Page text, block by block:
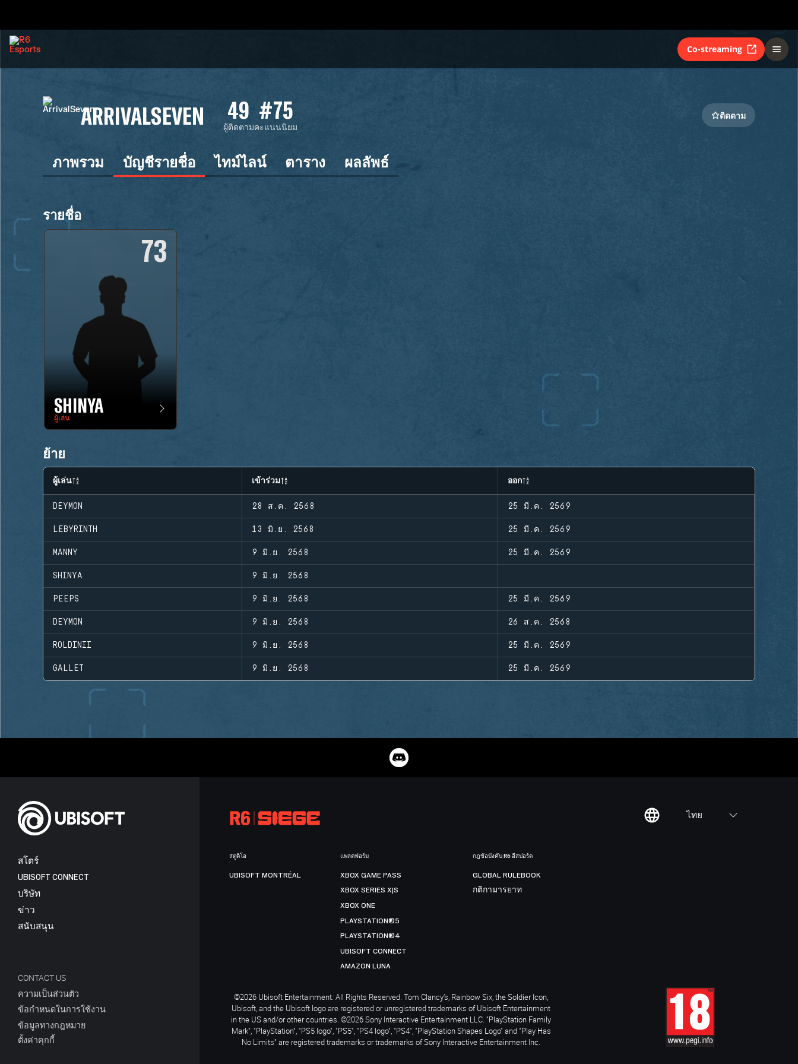
Co-streaming
ARRIVALSEVEN 49
ผู้ติดตาม
#75
คะแนนนิยม
ติดตาม
ภาพรวม บัญชีรายชื่อ ไทม์ไลน์ ตาราง ผลลัพธ์
รายชื่อ
73
SHINYA
ผู้เล่น
ย้าย
ผู้เล่น เข้าร่วม ออก
DEYMON 28 ส.ค. 2568 25 มี.ค. 2569
LEBYRINTH 13 มิ.ย. 2568 25 มี.ค. 2569
MANNY 9 มิ.ย. 2568 25 มี.ค. 2569
SHINYA 9 มิ.ย. 2568
PEEPS 9 มิ.ย. 2568 25 มี.ค. 2569
DEYMON 9 มิ.ย. 2568 26 ส.ค. 2568
ROLDINII 9 มิ.ย. 2568 25 มี.ค. 2569
GALLET 9 มิ.ย. 2568 25 มี.ค. 2569
ไทย
สโตร์
UBISOFT CONNECT
บริษัท
ข่าว
สนับสนุน
CONTACT US
ความเป็นส่วนตัว
ข้อกำหนดในการใช้งาน
ข้อมูลทางกฎหมาย
ตั้งค่าคุกกี้
สตูดิโอ
UBISOFT MONTRÉAL
แพลตฟอร์ม
XBOX GAME PASS
XBOX SERIES X|S
XBOX ONE
PLAYSTATION®5
PLAYSTATION®4
UBISOFT CONNECT
AMAZON LUNA
กฎข้อบังคับ R6 อีสปอร์ต
GLOBAL RULEBOOK
กติกามารยาท
©2026 Ubisoft Entertainment. All Rights Reserved. Tom Clancy’s, Rainbow Six, the Soldier Icon,
Ubisoft, and the Ubisoft logo are registered or unregistered trademarks of Ubisoft Entertainment
in the US and/or other countries. ©2026 Sony Interactive Entertainment LLC. "PlayStation Family
Mark", "PlayStation", "PS5 logo", "PS5", "PS4 logo", "PS4", "PlayStation Shapes Logo" and "Play Has
No Limits" are registered trademarks or trademarks of Sony Interactive Entertainment Inc.